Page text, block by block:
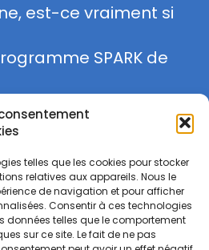
telles que les cookies pour stocker
relatives aux appareils. Nous le
de navigation et pour afficher
Consentir à ces technologies
données telles que le comportement
sur ce site. Le fait de ne pas
est-ce vraiment si
SPARK de
M'INSCRIRE